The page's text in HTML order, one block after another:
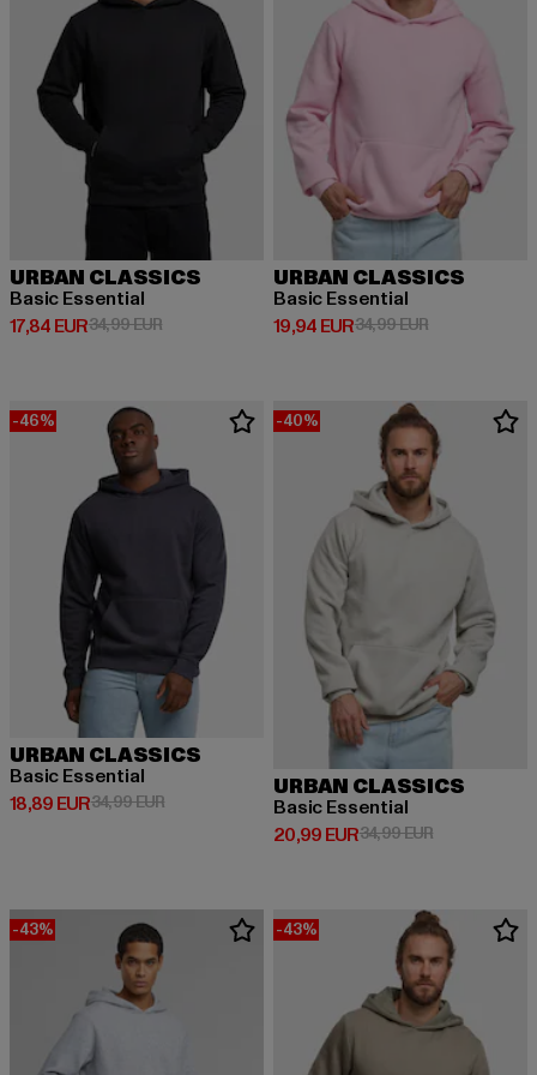
URBAN CLASSICS
Basic Essential
17,84 EUR
Derzeitiger Preis: 17,84 EUR
34,99 EURAktionspreis: 34,99 EUR
URBAN CLASSICS
Basic Essential
19,94 EUR
Derzeitiger Preis: 19,94 EUR
34,99 EURAktionspreis:
-46%
URBAN CLASSICS
Basic Essential
18,89 EUR
Derzeitiger Preis: 18,89 EUR
34,99 EURAktionspreis: 34,99 EUR
-40%
URBAN CLASSICS
Basic Essential
20,99 EUR
Derzeitiger Preis: 20,99 EUR
34,99 EURAktionspreis:
-43% -43%